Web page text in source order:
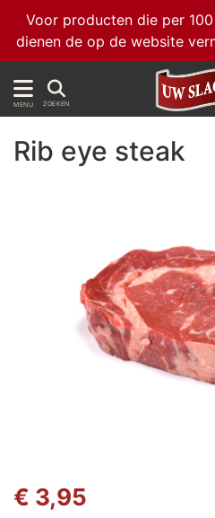
Voor producten die per
dienen de op de website
MENU ZOEKEN
Rib eye steak
€ 3,95